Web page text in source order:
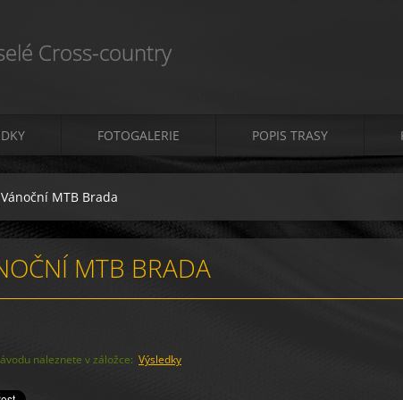
Cross-country
FOTOGALERIE POPIS TRASY
MTB Brada
MTB BRADA
naleznete v záložce: Výsledky